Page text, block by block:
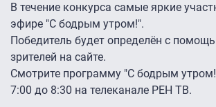
В течение конкурса самые яркие
эфире "С бодрым утром!".
Победитель будет определён с
зрителей на сайте.
Смотрите программу "С бодрым
7:00 до 8:30 на телеканале РЕН ТВ.